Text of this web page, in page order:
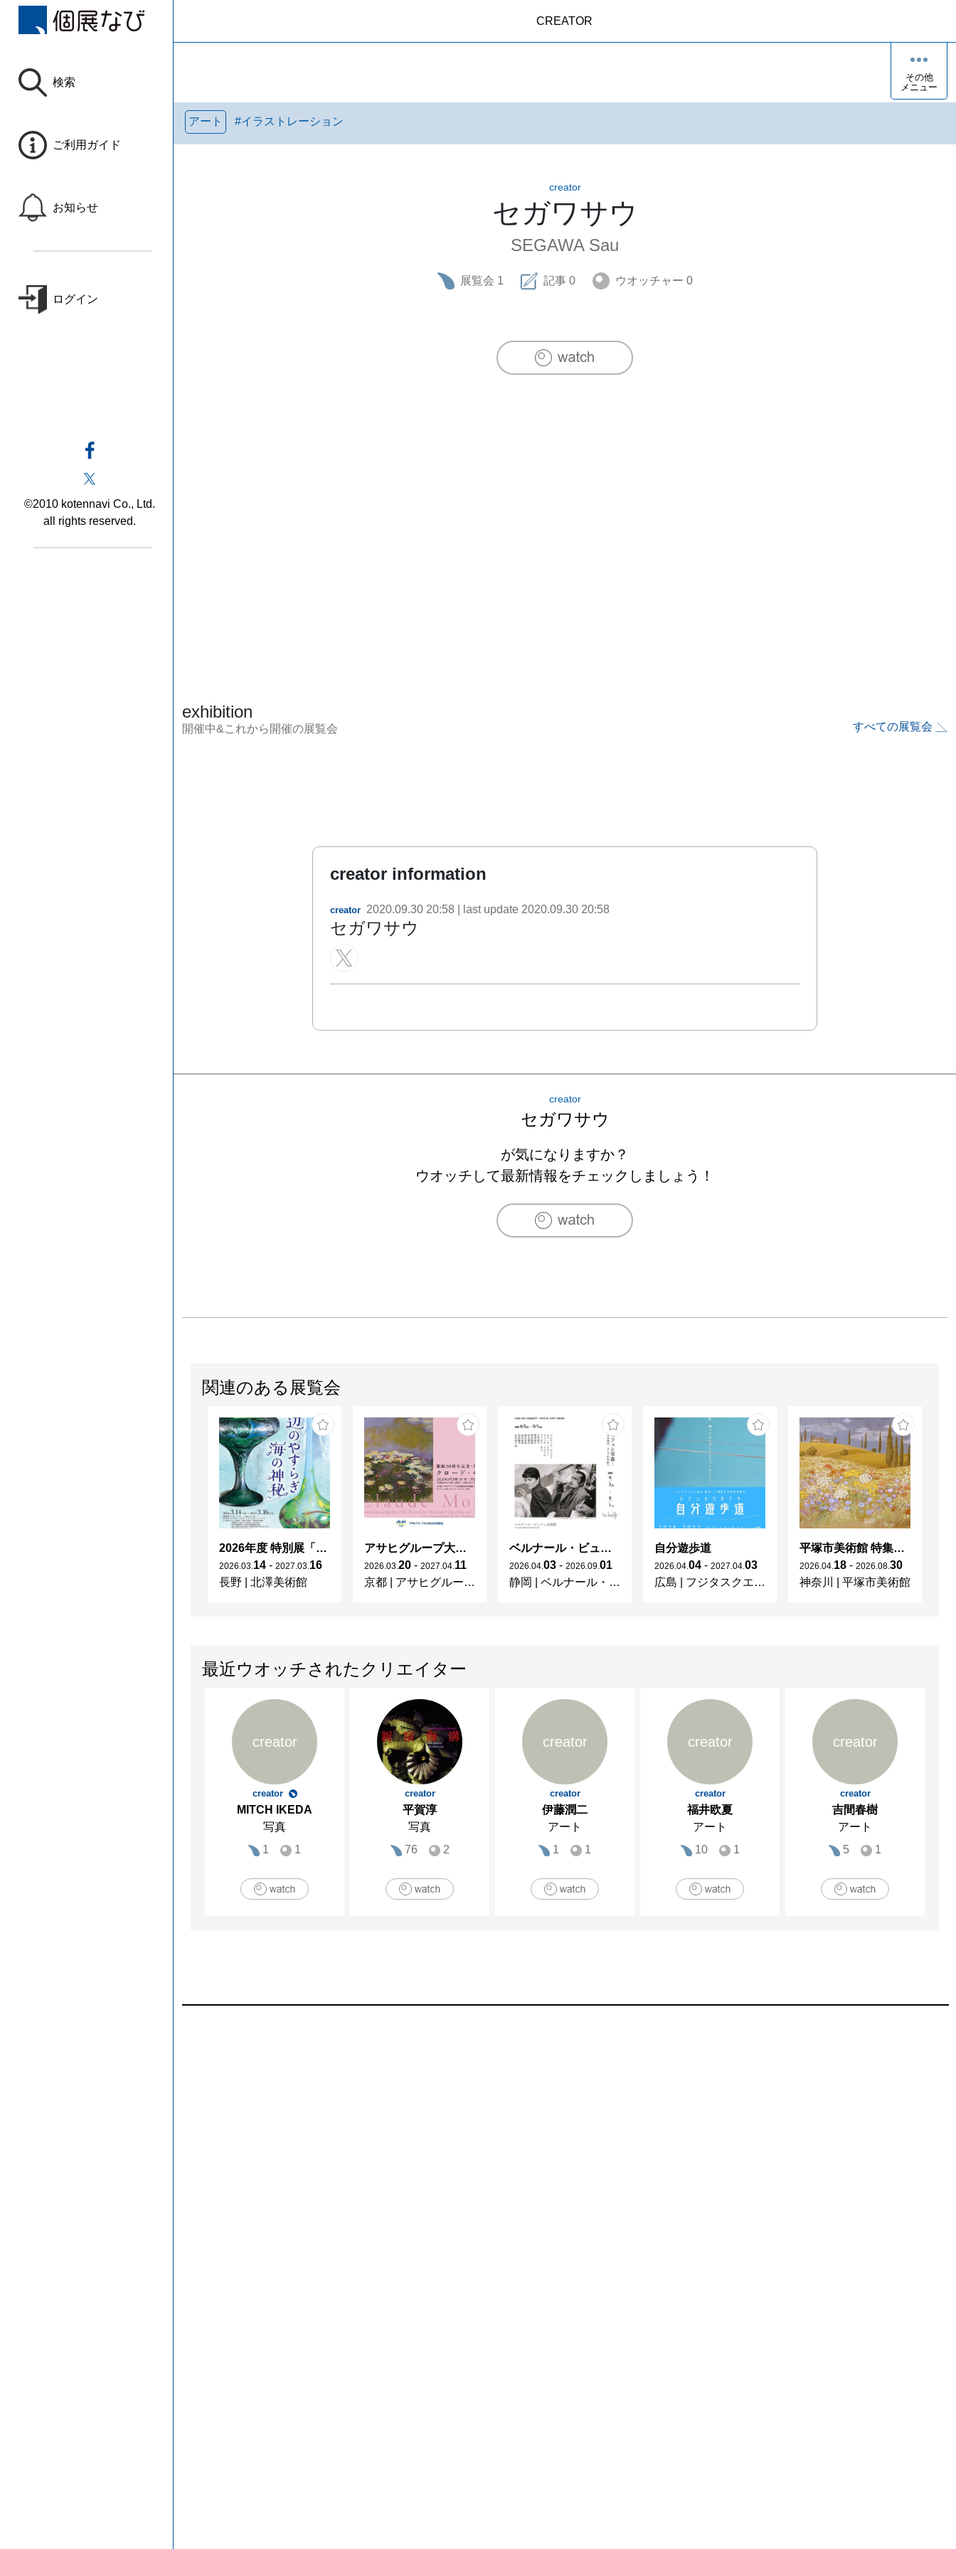
検索
ご利用ガイド
お知らせ
ログイン
©2010 kotennavi Co., Ltd.
all rights reserved.
CREATOR
その他
メニュー
アート #イラストレーション
creator
セガワサウ
SEGAWA Sau
展覧会 1 記事 0 ウオッチャー 0
exhibition
開催中&これから開催の展覧会 すべての展覧会
creator information
creator 2020.09.30 20:58 | last update 2020.09.30 20:58
セガワサウ
creator
セガワサウ
が気になりますか？
ウオッチして最新情報をチェックしましょう！
関連のある展覧会
2026年度 特別展「ガレとドーム、アール･ヌーヴォーのガラス 水辺のやすらぎ、海の神秘」
2026 03 14 - 2027 03 16
長野
北澤美術館
アサヒグループ大山崎山荘美術館 開館30周年記念展「没後100年 クロード・モネ」
2026 03 20 - 2027 04 11
京都
アサヒグループ大山崎山荘美術館
ベルナール・ビュフェと写真 ーカメラがとらえたビュフェとその時代、そして21 世紀へ
2026 04 03 - 2026 09 01
静岡
ベルナール・ビュフェ美術館
自分遊歩道
2026 04 04 - 2027 04 03
広島
フジタスクエアまるくる大野
平塚市美術館 特集展 花の表現、その多様性／特別展示 新収蔵品展
2026 04 18 - 2026 08 30
神奈川
平塚市美術館
最近ウオッチされたクリエイター
creator
creator
MITCH IKEDA
写真
1
1
creator
平賀淳
写真
76
2
creator
creator
伊藤潤二
アート
1
1
creator
creator
福井欧夏
アート
10
1
creator
creator
吉間春樹
アート
5
1